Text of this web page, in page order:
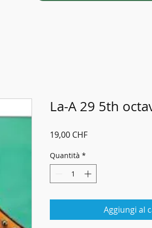
La-A 29 5th
19,00 CHFPrezzo
Quantità *
Aggiungi al